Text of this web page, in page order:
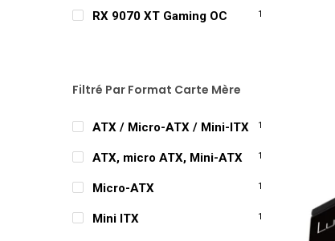
RX 9070 XT Gaming OC 1
Filtré Par Format Carte Mère
ATX / Micro-ATX / Mini-ITX 1
ATX, micro ATX, Mini-ATX 1
Micro-ATX 1
Mini ITX 1